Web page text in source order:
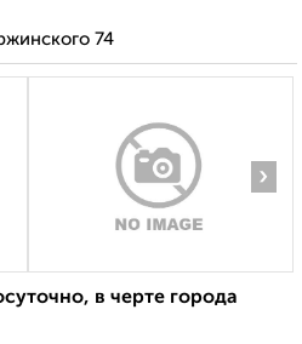
74
›
в черте города